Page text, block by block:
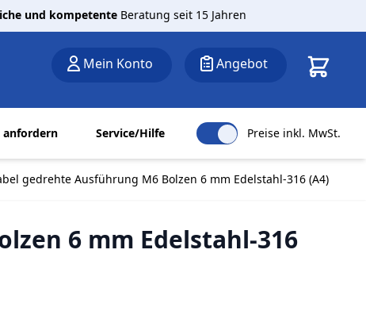
und kompetente Beratung seit 15 Jahren
Mein Konto Angebot
Service/Hilfe Preise inkl. MwSt.
gedrehte Ausführung M6 Bolzen 6 mm Edelstahl-316 (A4)
6 mm Edelstahl-316